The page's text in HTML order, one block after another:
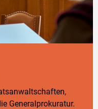
Generalprokuratur.